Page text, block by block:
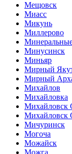
Мещовск
Миасс
Микунь
Миллерово
Минусинск
Миньяр
Мирный
Мирный
Михайлов
Михайловка
Михайловск
Михайловск
Мичуринск
Могоча
Можайск
Можга